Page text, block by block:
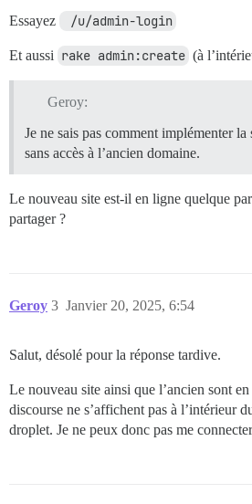
Essayez /u/admin-login
Et aussi rake admin:create (à
Geroy:
Je ne sais pas comment implémenter
sans accès à l’ancien domaine.
Le nouveau site est-il en ligne quelque
partager ?
Geroy Janvier 20, 2025, 6:54
3
Salut, désolé pour la réponse tardive.
Le nouveau site ainsi que l’ancien sont
discourse ne s’affichent pas à l’intérieur
droplet. Je ne peux donc pas me